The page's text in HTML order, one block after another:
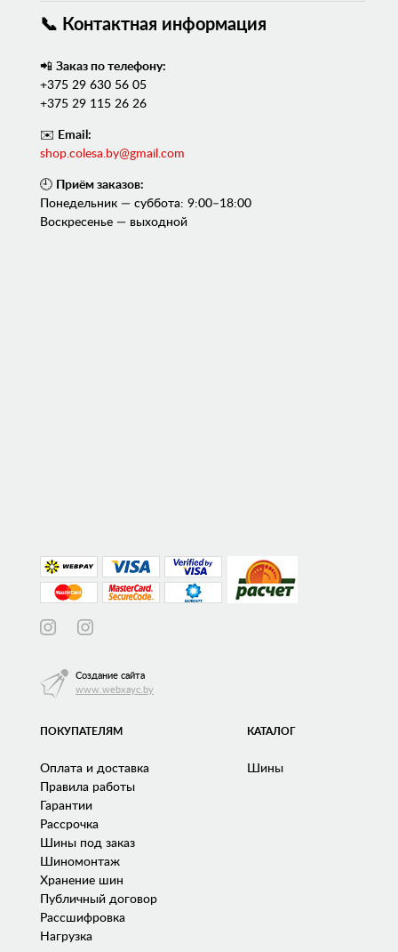
ПОКУПАТЕЛЯМ
Оплата и доставка
Правила работы
Гарантии
Рассрочка
Шины под заказ
Шиномонтаж
Хранение шин
Публичный договор
Рассшифровка
Нагрузка
КАТАЛОГ
Шины
📞 Контактная информация
📲 Заказ по телефону:
+375 29 630 56 05
+375 29 115 26 26
✉️ Email:
shop.colesa.by@gmail.com
🕘 Приём заказов:
Понедельник — суббота: 9:00–18:00
Воскресенье — выходной
Создание сайта
www.webxayc.by